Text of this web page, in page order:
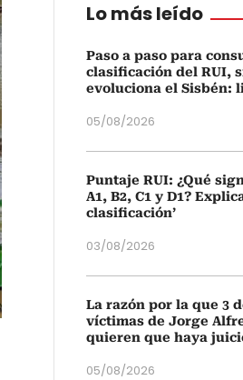
Lo más leído
Paso a paso para
clasificación del RUI,
evoluciona el Sisbén:
05/08/2026
Puntaje RUI: ¿Qué
A1, B2, C1 y D1?
clasificación’
03/08/2026
La razón por la que 3
víctimas de Jorge
quieren que haya
05/08/2026